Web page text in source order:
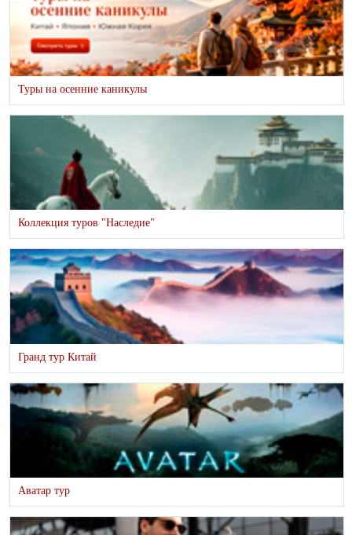
Туры на осенние каникулы
Коллекция туров "Наследие"
Гранд тур Китай
Аватар тур